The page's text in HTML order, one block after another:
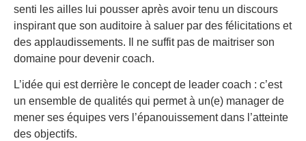
senti les ailles lui pousser après avoir tenu un discours
inspirant que son auditoire à saluer par des félicitations et
des applaudissements. Il ne suffit pas de maitriser son
domaine pour devenir coach.
L’idée qui est derrière le concept de leader coach : c’est
un ensemble de qualités qui permet à un(e) manager de
mener ses équipes vers l’épanouissement dans l’atteinte
des objectifs.